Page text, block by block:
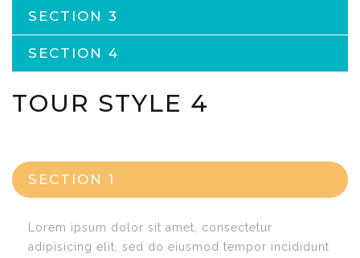
SECTION 3
SECTION 4
TOUR STYLE 4
SECTION 1
Lorem ipsum dolor sit amet, consectetur
adipisicing elit, sed do eiusmod tempor incididunt